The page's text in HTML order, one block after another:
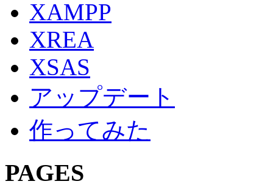
XAMPP
XREA
XSAS
アップデート
作ってみた
PAGES